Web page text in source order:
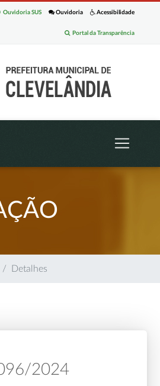
Acessibilidade
Ouvidoria
Ouvidoria SUS
Portal da Transparência
Detalhes
2024